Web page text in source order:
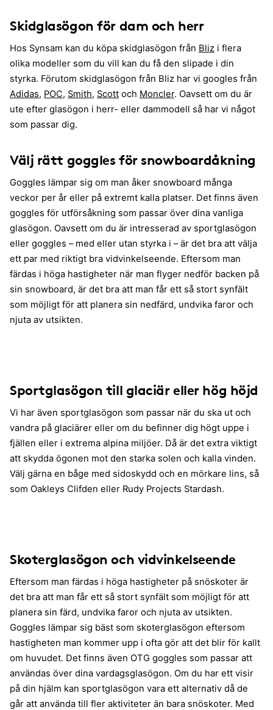
Skidglasögon för dam och herr
Hos Synsam kan du köpa skidglasögon från Bliz i flera
olika modeller som du vill kan du få den slipade i din
styrka. Förutom skidglasögon från Bliz har vi googles från
Adidas, POC, Smith, Scott och Moncler. Oavsett om du är
ute efter glasögon i herr- eller dammodell så har vi något
som passar dig.
Välj rätt goggles för snowboardåkning
Goggles lämpar sig om man åker snowboard många
veckor per år eller på extremt kalla platser. Det finns även
goggles för utförsåkning som passar över dina vanliga
glasögon. Oavsett om du är intresserad av sportglasögon
eller goggles – med eller utan styrka i – är det bra att välja
ett par med riktigt bra vidvinkelseende. Eftersom man
färdas i höga hastigheter när man flyger nedför backen på
sin snowboard, är det bra att man får ett så stort synfält
som möjligt för att planera sin nedfärd, undvika faror och
njuta av utsikten.
Sportglasögon till glaciär eller hög höjd
Vi har även sportglasögon som passar när du ska ut och
vandra på glaciärer eller om du befinner dig högt uppe i
fjällen eller i extrema alpina miljöer. Då är det extra viktigt
att skydda ögonen mot den starka solen och kalla vinden.
Välj gärna en båge med sidoskydd och en mörkare lins, så
som Oakleys Clifden eller Rudy Projects Stardash.
Skoterglasögon och vidvinkelseende
Eftersom man färdas i höga hastigheter på snöskoter är
det bra att man får ett så stort synfält som möjligt för att
planera sin färd, undvika faror och njuta av utsikten.
Goggles lämpar sig bäst som skoterglasögon eftersom
hastigheten man kommer upp i ofta gör att det blir för kallt
om huvudet. Det finns även OTG goggles som passar att
användas över dina vardagsglasögon. Om du har ett visir
på din hjälm kan sportglasögon vara ett alternativ då de
går att använda till fler aktiviteter än bara snöskoter. Med